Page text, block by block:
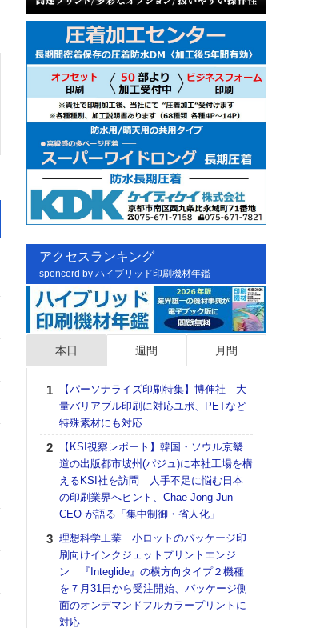
アクセスランキング
sponcerd by ハイブリッド印刷機材年鑑
本日 週間 月間
【パーソナライズ印刷特集】博伸社 大
量バリアブル印刷に対応ユポ、PETなど
特殊素材にも対応
【KSI視察レポート】韓国・ソウル京畿
道の出版都市坡州(パジュ)に本社工場を構
えるKSI社を訪問 人手不足に悩む日本
の印刷業界へヒント、Chae Jong Jun
CEO が語る「集中制御・省人化」
理想科学工業 小ロットのパッケージ印
刷向けインクジェットプリントエンジ
ン 『Integlide』の横方向タイプ２機種
を７月31日から受注開始、パッケージ側
面のオンデマンドフルカラープリントに
対応